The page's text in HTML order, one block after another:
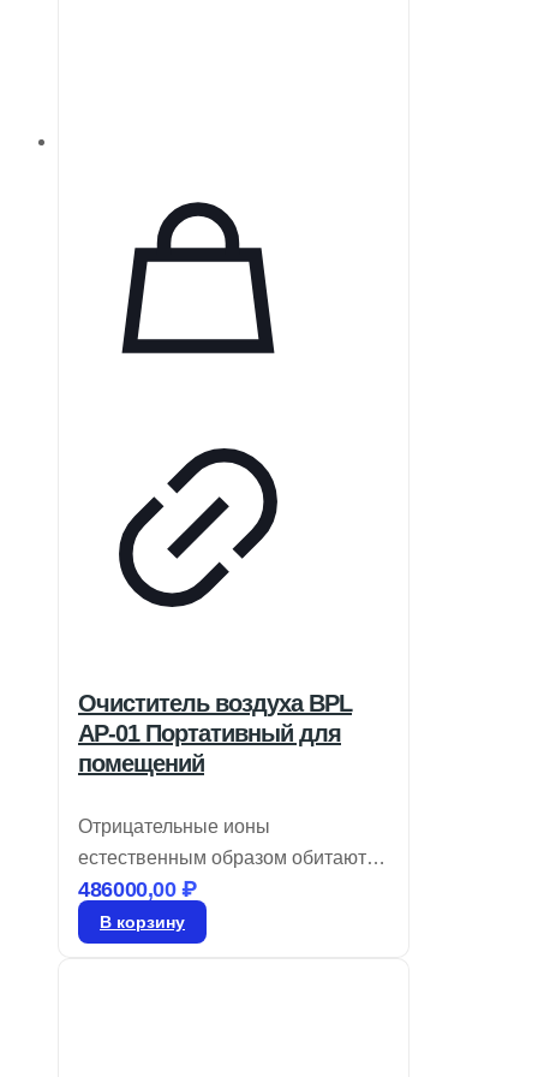
Очиститель воздуха BPL
AP-01 Портативный для
помещений
Отрицательные ионы
естественным образом обитают в
окружающей среде, где вы
вдыхаете чистый воздух.
486000,00₽
В корзину